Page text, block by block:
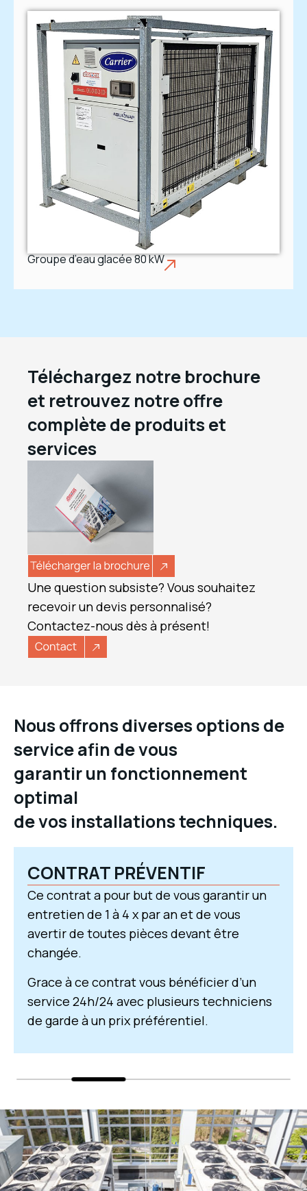
Groupe d’eau glacée 80 kW
Téléchargez notre brochure
et retrouvez notre offre
complète de produits et
services
Une question subsiste? Vous souhaitez
recevoir un devis personnalisé?
Contactez-nous dès à présent!
Nous offrons diverses options de
service afin de vous
garantir un fonctionnement
optimal
de vos installations techniques.
CONTRAT OMNIUM
Ce contrat inclus l’ensemble de nos
prestations avec entretien et réparation
et pièce.
Grace à ce contrat vous bénéficier d’un
de garde à un prix préférentiel.